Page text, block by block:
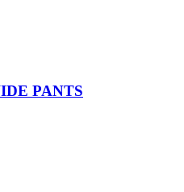
PANTS